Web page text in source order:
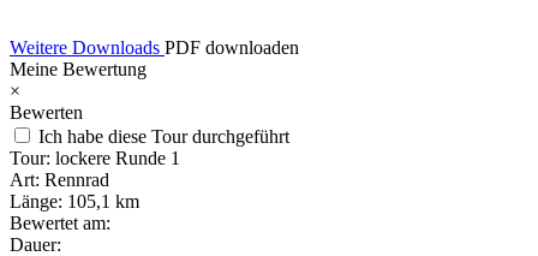
Weitere Downloads PDF downloaden
Meine Bewertung
×
Bewerten
Ich habe diese Tour durchgeführt
Tour: lockere Runde 1
Art: Rennrad
Länge: 105,1 km
Bewertet am:
Dauer: